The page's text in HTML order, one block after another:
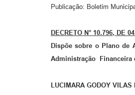
Publicação: Boletim
DECRETO N° 10.796, DE 04
Dispõe sobre o Plano de
Administração Financeira
LUCIMARA GODOY VILAS